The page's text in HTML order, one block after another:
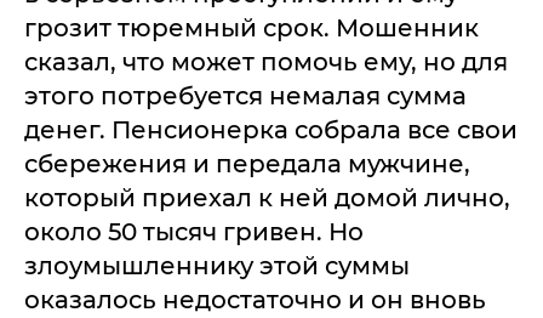
грозит тюремный срок. Мошенник
сказал, что может помочь ему, но для
этого потребуется немалая сумма
денег. Пенсионерка собрала все свои
сбережения и передала мужчине,
который приехал к ней домой лично,
около 50 тысяч гривен. Но
злоумышленнику этой суммы
оказалось недостаточно и он вновь